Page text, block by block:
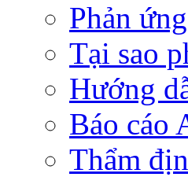
Phản
Tại sao
Hướng
Báo cáo
Thẩm